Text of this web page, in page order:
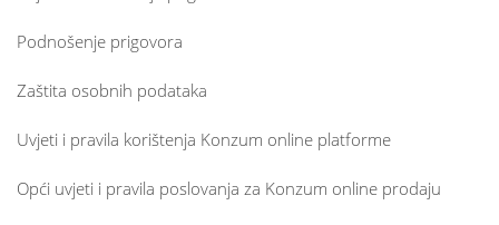
Podnošenje prigovora
Zaštita osobnih podataka
Uvjeti i pravila korištenja Konzum online platforme
Opći uvjeti i pravila poslovanja za Konzum online prodaju